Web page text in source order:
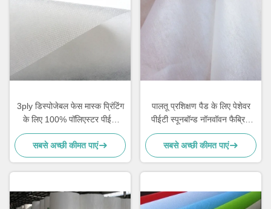
3ply डिस्पोजेबल फेस मास्क प्रिंटिंग
के लिए 100% पॉलिएस्टर पीईटी
स्पनबॉन्ड नॉनवॉवन फैब्रिक
सबसे अच्छी कीमत पाएं
पालतू प्रशिक्षण पैड के लिए पेशेवर
पीईटी स्पूनबॉन्ड नॉनवॉवन फैब्रिक
एंटी स्टेटिक
सबसे अच्छी कीमत पाएं